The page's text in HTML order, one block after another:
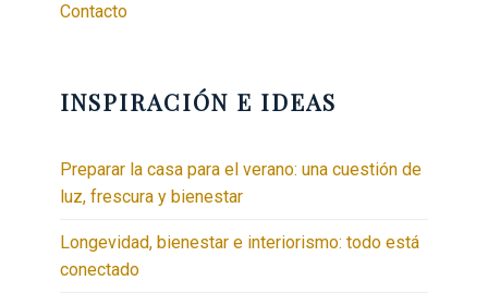
Contacto
INSPIRACIÓN E IDEAS
Preparar la casa para el verano: una cuestión de
luz, frescura y bienestar
Longevidad, bienestar e interiorismo: todo está
conectado